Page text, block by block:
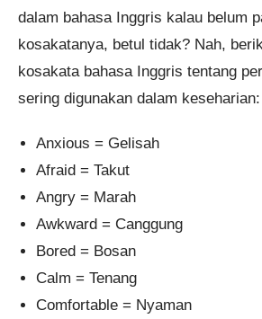
dalam bahasa Inggris kalau belum
kosakatanya, betul tidak? Nah,
kosakata bahasa Inggris tentang
sering digunakan dalam keseharian:
Anxious = Gelisah
Afraid = Takut
Angry = Marah
Awkward = Canggung
Bored = Bosan
Calm = Tenang
Comfortable = Nyaman